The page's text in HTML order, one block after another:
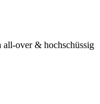
all-over & hochschüssig